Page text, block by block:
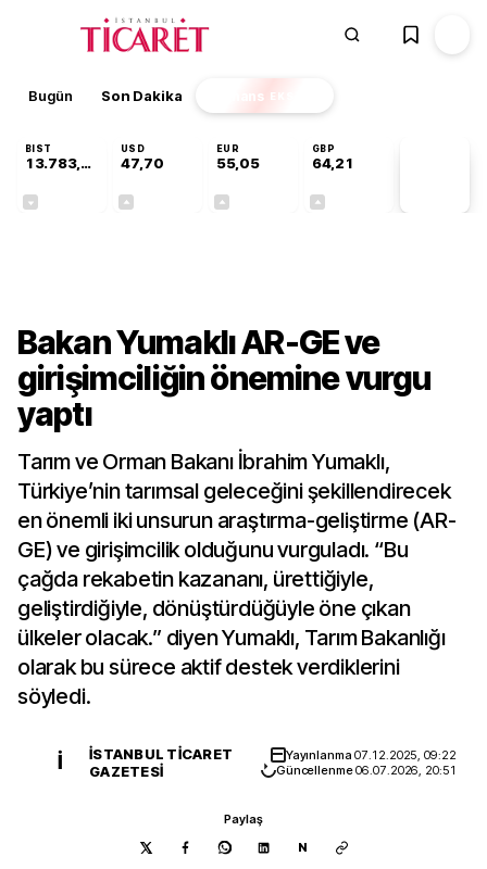
Bugün Son Dakika Finans EKSTRA
BIST
13.783,99
USD
47,70
EUR
55,05
GBP
64,21
Bakan Yumaklı AR-GE ve
girişimciliğin önemine vurgu
yaptı
Tarım ve Orman Bakanı İbrahim Yumaklı,
Türkiye’nin tarımsal geleceğini şekillendirecek
en önemli iki unsurun araştırma-geliştirme (AR-
GE) ve girişimcilik olduğunu vurguladı. “Bu
çağda rekabetin kazananı, ürettiğiyle,
geliştirdiğiyle, dönüştürdüğüyle öne çıkan
ülkeler olacak.” diyen Yumaklı, Tarım Bakanlığı
olarak bu sürece aktif destek verdiklerini
söyledi.
İ
İSTANBUL TICARET
GAZETESI
Yayınlanma07.12.2025, 09:22
Güncellenme06.07.2026, 20:51
Paylaş
N